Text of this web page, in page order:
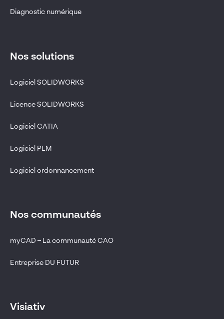
Diagnostic numérique
Nos solutions
Logiciel SOLIDWORKS
Licence SOLIDWORKS
Logiciel CATIA
Logiciel PLM
Logiciel ordonnancement
Nos communautés
myCAD – La communauté CAO
Entreprise DU FUTUR
Visiativ